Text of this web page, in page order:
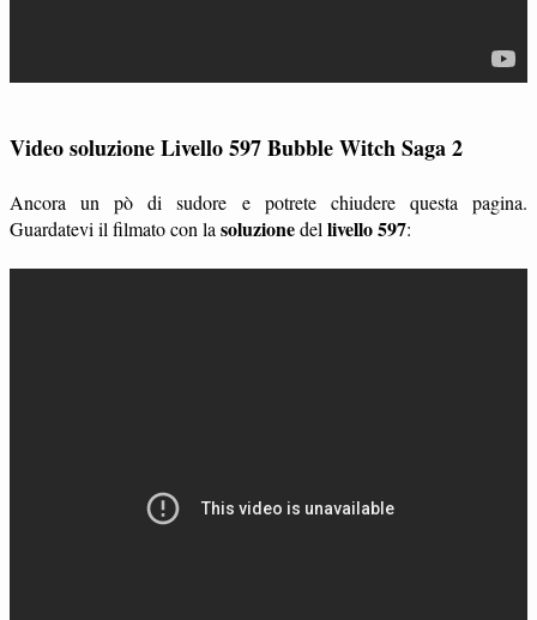
Video soluzione Livello 597 Bubble Witch Saga 2
Ancora un pò di sudore e potrete chiudere questa pagina.
Guardatevi il filmato con la soluzionedel livello 597: